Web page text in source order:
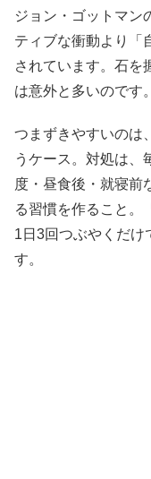
ジョン・ゴットマン
ティブな衝動より「
されています。石を
は意外と多いのです。
つまずきやすいのは
うケース。対処は、
度・昼食後・就寝前
る習慣を作ること。
1日3回つぶやくだけ
す。